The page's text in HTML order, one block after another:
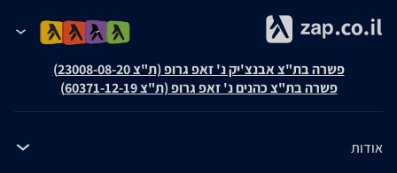
פשרה בת"צ אבנצ'יק נ' זאפ גרופ (ת"צ 23008-08-20)
פשרה בת"צ כהנים נ' זאפ גרופ (ת"צ 60371-12-19)
אודות